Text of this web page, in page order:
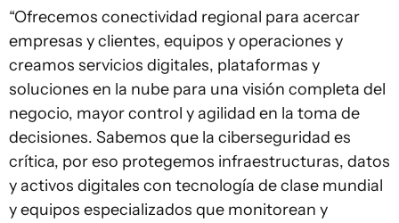
“Ofrecemos conectividad regional para acercar
empresas y clientes, equipos y operaciones y
creamos servicios digitales, plataformas y
soluciones en la nube para una visión completa del
negocio, mayor control y agilidad en la toma de
decisiones. Sabemos que la ciberseguridad es
crítica, por eso protegemos infraestructuras, datos
y activos digitales con tecnología de clase mundial
y equipos especializados que monitorean y